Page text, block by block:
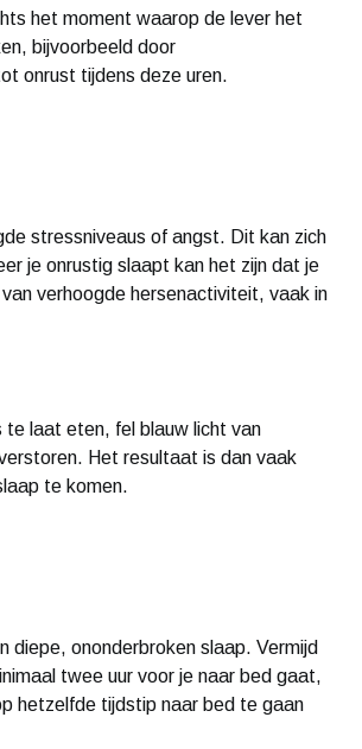
het moment waarop de lever het
bijvoorbeeld door
onrust tijdens deze uren.
stressniveaus of angst. Dit kan zich
je onrustig slaapt kan het zijn dat je
verhoogde hersenactiviteit, vaak in
te laat eten, fel blauw licht van
Het resultaat is dan vaak
te komen.
diepe, ononderbroken slaap. Vermijd
twee uur voor je naar bed gaat,
hetzelfde tijdstip naar bed te gaan